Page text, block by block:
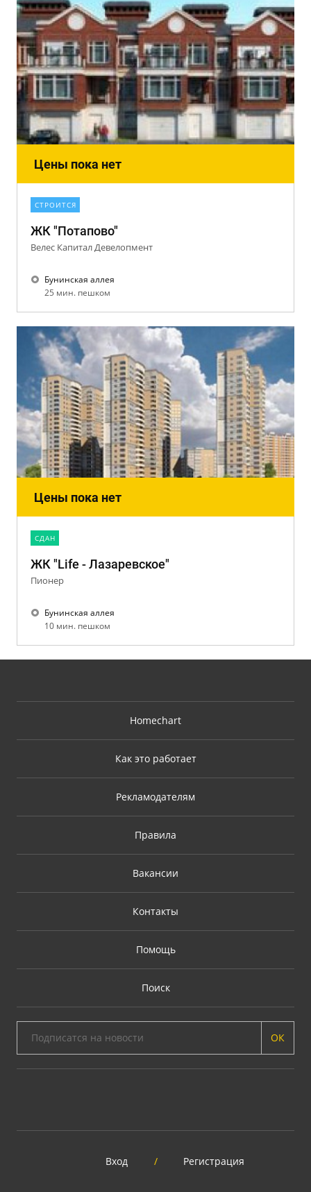
Цены пока нет
СТРОИТСЯ
ЖК "Потапово"
Велес Капитал Девелопмент
Бунинская аллея
25 мин. пешком
Цены пока нет
CДАН
ЖК "Life - Лазаревское"
Пионер
Бунинская аллея
10 мин. пешком
Homechart
Как это работает
Рекламодателям
Правила
Вакансии
Контакты
Помощь
Поиск
ОК
Вход / Регистрация